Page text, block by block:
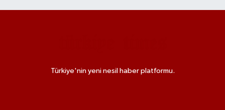
Türkiye'nin yeni nesil haber platformu.